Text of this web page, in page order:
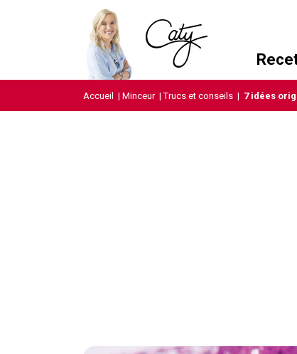
Accueil | Minceur |Trucs et conseils | 7 idées